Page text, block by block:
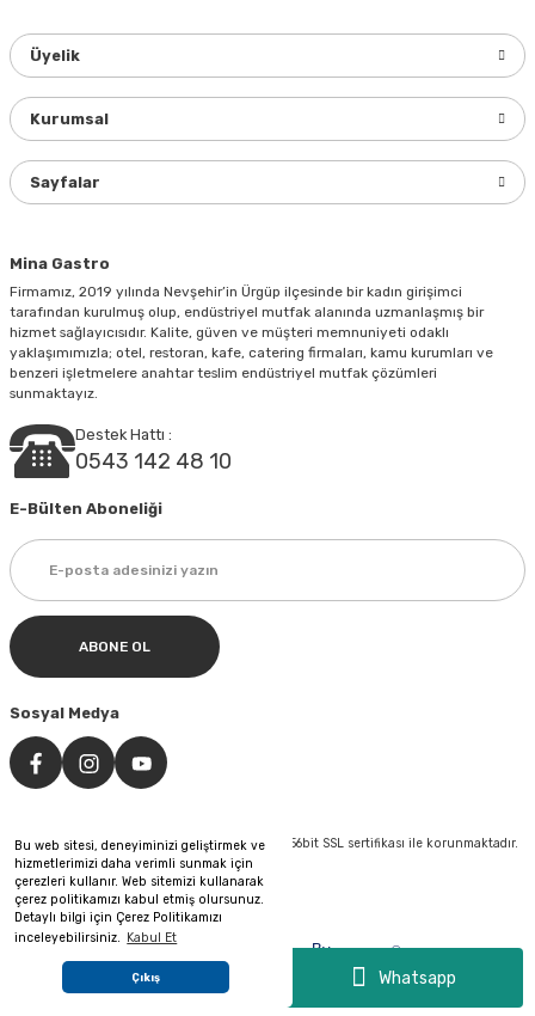
Bu web sitesi, deneyiminizi geliştirmek ve
hizmetlerimizi daha verimli sunmak için
çerezleri kullanır. Web sitemizi kullanarak
çerez politikamızı kabul etmiş olursunuz.
Detaylı bilgi için Çerez Politikamızı
inceleyebilirsiniz. Kabul Et
Çıkış Whatsapp
Ürün bilgilerinde hatalar bulunuyor.
Bu ürüne benzer farklı alternatifler olmalı.
Gönder
Mina Gastro
Firmamız, 2019 yılında Nevşehir’in Ürgüp ilçesinde bir kadın girişimci
tarafından kurulmuş olup, endüstriyel mutfak alanında uzmanlaşmış bir
hizmet sağlayıcısıdır. Kalite, güven ve müşteri memnuniyeti odaklı
yaklaşımımızla; otel, restoran, kafe, catering firmaları, kamu kurumları ve
benzeri işletmelere anahtar teslim endüstriyel mutfak çözümleri
sunmaktayız.
Destek Hattı :
0543 142 48 10
Üyelik
Kurumsal
Sayfalar
E-Bülten Aboneliği
ABONE OL
Sosyal Medya
©Tüm hakları saklıdır. Kredi kartı bilgileriniz 256bit SSL sertifikası ile korunmaktadır.
By Pixeler®
ideasoft
ticaret